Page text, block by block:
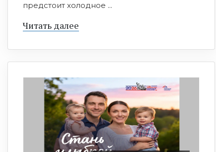
предстоит холодное ...
Читать далее